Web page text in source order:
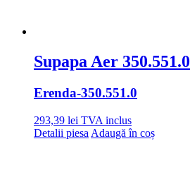
Supapa Aer 350.551.0
Erenda-350.551.0
293,39 lei TVA inclus
Detalii piesa Adaugă în coș